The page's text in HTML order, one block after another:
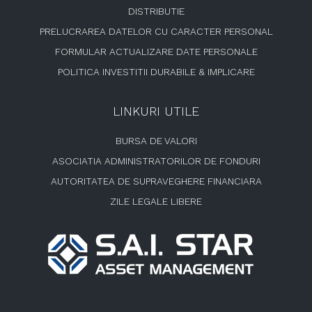
DISTRIBUTIE
PRELUCRAREA DATELOR CU CARACTER PERSONAL
FORMULAR ACTUALIZARE DATE PERSONALE
POLITICA INVESTITII DURABILE & IMPLICARE
LINKURI UTILE
BURSA DE VALORI
ASOCIATIA ADMINISTRATORILOR DE FONDURI
AUTORITATEA DE SUPRAVEGHERE FINANCIARA
ZILE LEGALE LIBERE